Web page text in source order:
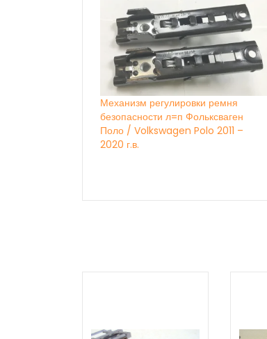
Механизм регулировки ремня
безопасности л=п Фольксваген
Поло / Volkswagen Polo 2011 –
2020 г.в.